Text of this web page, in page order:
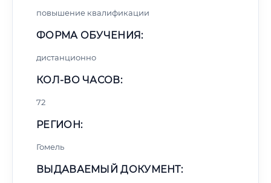
повышение квалификации
ФОРМА ОБУЧЕНИЯ:
дистанционно
КОЛ-ВО ЧАСОВ:
72
РЕГИОН:
Гомель
ВЫДАВАЕМЫЙ ДОКУМЕНТ: